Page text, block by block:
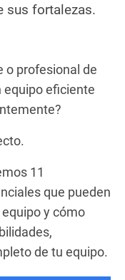
sus fortalezas.
o profesional de
equipo eficiente
11
que pueden
y cómo
de tu equipo.